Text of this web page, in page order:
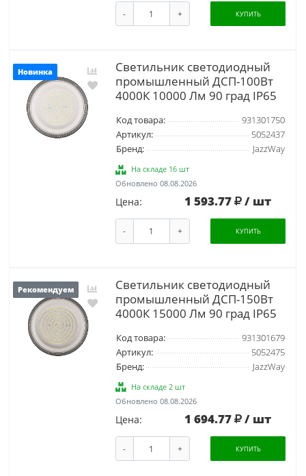
- + КУПИТЬ
Новинка
Светильник светодиодный
промышленный ДСП-100Вт
4000К 10000 Лм 90 град IP65
Код товара:
931301750
Артикул:
5052437
Бренд:
JazzWay
На складе 16 шт
Обновлено 08.08.2026
Цена: 1 593.77 / шт
- + КУПИТЬ
Рекомендуем
Светильник светодиодный
промышленный ДСП-150Вт
4000К 15000 Лм 90 град IP65
Код товара:
931301679
Артикул:
5052475
Бренд:
JazzWay
На складе 2 шт
Обновлено 08.08.2026
Цена: 1 694.77 / шт
- + КУПИТЬ